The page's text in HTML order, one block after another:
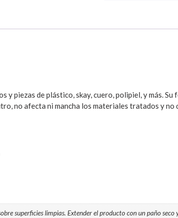
piezas de plástico, skay, cuero, polipiel, y más.
no afecta ni mancha los materiales tratados y no
superficies limpias. Extender el producto con un paño